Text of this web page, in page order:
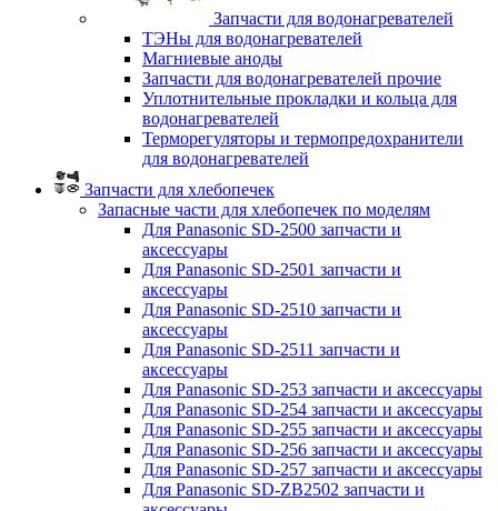
Запчасти для водонагревателей
ТЭНы для водонагревателей
Магниевые аноды
Запчасти для водонагревателей прочие
Уплотнительные прокладки и кольца для
водонагревателей
Терморегуляторы и термопредохранители
для водонагревателей
Запчасти для хлебопечек
Запасные части для хлебопечек по моделям
Для Panasonic SD-2500 запчасти и
аксессуары
Для Panasonic SD-2501 запчасти и
аксессуары
Для Panasonic SD-2510 запчасти и
аксессуары
Для Panasonic SD-2511 запчасти и
аксессуары
Для Panasonic SD-253 запчасти и аксессуары
Для Panasonic SD-254 запчасти и аксессуары
Для Panasonic SD-255 запчасти и аксессуары
Для Panasonic SD-256 запчасти и аксессуары
Для Panasonic SD-257 запчасти и аксессуары
Для Panasonic SD-ZB2502 запчасти и